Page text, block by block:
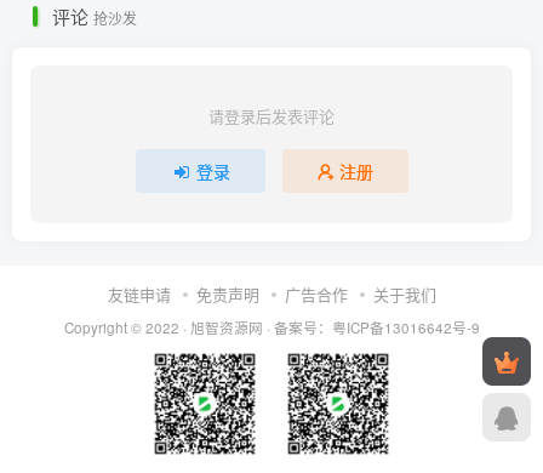
评论 抢沙发
请登录后发表评论
登录 注册
友链申请 免责声明 广告合作 关于我们
Copyright © 2022 · 旭智资源网 · 备案号： 粤ICP备13016642号-9